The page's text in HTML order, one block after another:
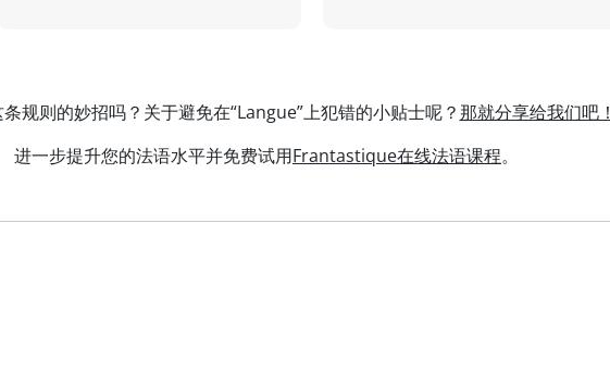
规则的妙招吗？关于避免在“Langue”上犯错的小贴士呢？那就分享给我们吧！
进一步提升您的法语水平并免费试用Frantastique在线法语课程。